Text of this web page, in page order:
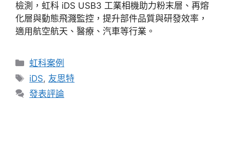
檢測，虹科 iDS USB3 工業相機助力粉末層、再熔
化層與動態飛濺監控，提升部件品質與研發效率，
適用航空航天、醫療、汽車等行業。
虹科案例
iDS, 友思特
發表評論